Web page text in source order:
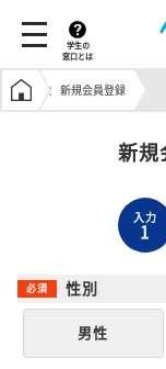
学生の
窓口とは
学生の窓口トップ
新規会員登録
新規
入力
1
性別
男性